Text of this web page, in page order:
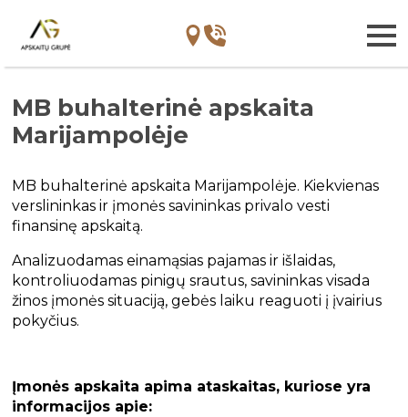
MB buhalterinė apskaita
Marijampolėje
MB buhalterinė apskaita Marijampolėje. Kiekvienas
verslininkas ir įmonės savininkas privalo vesti
finansinę apskaitą.
Analizuodamas einamąsias pajamas ir išlaidas,
kontroliuodamas pinigų srautus, savininkas visada
žinos įmonės situaciją, gebės laiku reaguoti į įvairius
pokyčius.
Įmonės apskaita apima ataskaitas, kuriose yra
informacijos apie: